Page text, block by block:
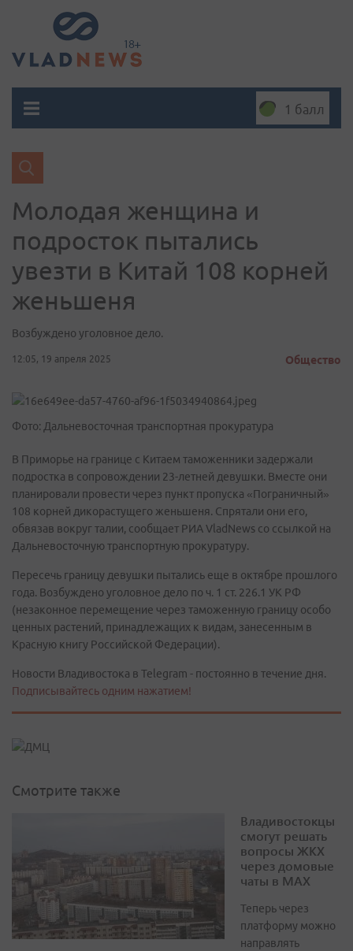
1 балл
Молодая женщина и
подросток пытались
увезти в Китай 108 корней
женьшеня
Возбуждено уголовное дело.
12:05, 19 апреля 2025 Общество
Фото: Дальневосточная транспортная прокуратура
В Приморье на границе с Китаем таможенники задержали
подростка в сопровождении 23-летней девушки. Вместе они
планировали провести через пункт пропуска «Пограничный»
108 корней дикорастущего женьшеня. Спрятали они его,
обвязав вокруг талии, сообщает РИА VladNews со ссылкой на
Дальневосточную транспортную прокуратуру.
Пересечь границу девушки пытались еще в октябре прошлого
года. Возбуждено уголовное дело по ч. 1 ст. 226.1 УК РФ
(незаконное перемещение через таможенную границу особо
ценных растений, принадлежащих к видам, занесенным в
Красную книгу Российской Федерации).
Новости Владивостока в Telegram - постоянно в течение дня.
Подписывайтесь одним нажатием!
Смотрите также
Владивостокцы
смогут решать
вопросы ЖКХ
через домовые
чаты в МАХ
Теперь через
платформу можно
направлять